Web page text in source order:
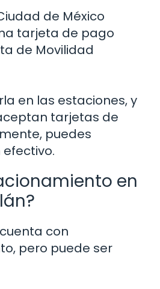
de México
tarjeta de pago
de Movilidad
en las estaciones, y
tarjetas de
puedes
en
con
pero puede ser